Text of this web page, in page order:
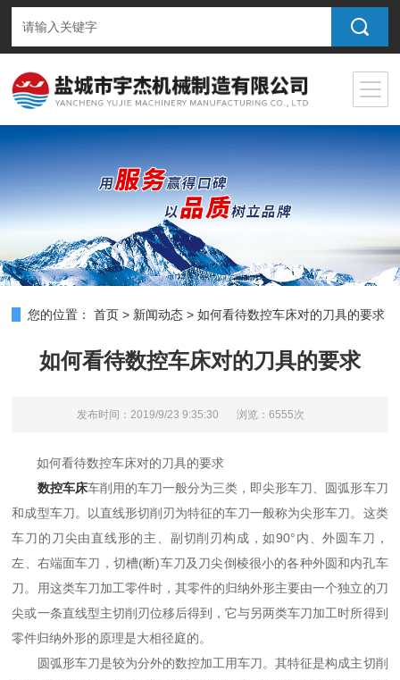
您的位置： 首页 > 新闻动态 >如何看待数控车床对的刀具的要求
如何看待数控车床对的刀具的要求
发布时间：2019/9/23 9:35:30 浏览：6555次
如何看待数控车床对的刀具的要求
数控车床车削用的车刀一般分为三类，即尖形车刀、圆弧形车刀
和成型车刀。以直线形切削刃为特征的车刀一般称为尖形车刀。这类
车刀的刀尖由直线形的主、副切削刃构成，如90°内、外圆车刀，
左、右端面车刀，切槽(断)车刀及刀尖倒棱很小的各种外圆和内孔车
刀。用这类车刀加工零件时，其零件的归纳外形主要由一个独立的刀
尖或一条直线型主切削刃位移后得到，它与另两类车刀加工时所得到
零件归纳外形的原理是大相径庭的。
圆弧形车刀是较为分外的数控加工用车刀。其特征是构成主切削